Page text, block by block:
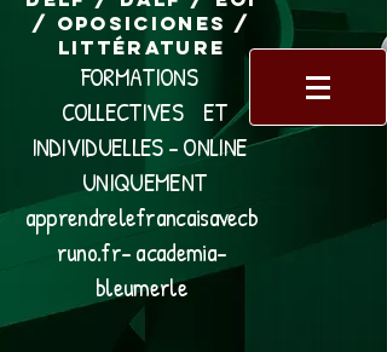
/ Oposiciones /
Littérature
FORMATIONS
COLLECTIVES ET
INDIVIDUELLES - ONLINE
UNIQUEMENT
apprendrelefrancaisavecb
runo.fr- academia-
bleumerle